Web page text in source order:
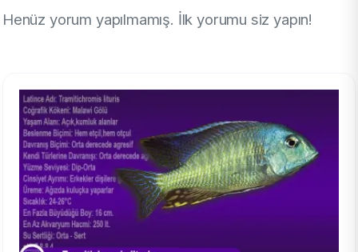
Henüz yorum yapılmamış. İlk yorumu siz yapın!